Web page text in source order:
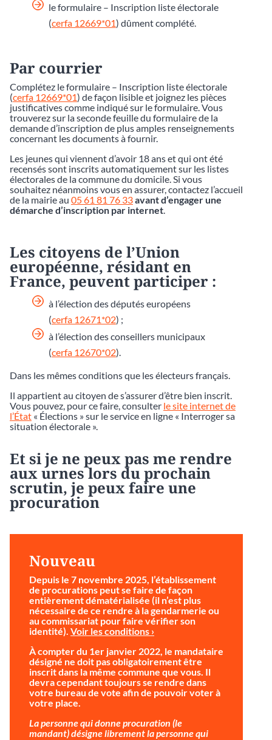
le formulaire – Inscription liste électorale
(cerfa 12669*01) dûment complété.
Par courrier
Complétez le formulaire – Inscription liste électorale
(cerfa 12669*01) de façon lisible et joignez les pièces
justificatives comme indiqué sur le formulaire. Vous
trouverez sur la seconde feuille du formulaire de la
demande d’inscription de plus amples renseignements
concernant les documents à fournir.
Les jeunes qui viennent d’avoir 18 ans et qui ont été
recensés sont inscrits automatiquement sur les listes
électorales de la commune du domicile. Si vous
souhaitez néanmoins vous en assurer, contactez l’accueil
de la mairie au 05 61 81 76 33avant d’engager une
démarche d’inscription par internet
Les citoyens de l’Union
européenne, résidant en
France, peuvent participer :
à l’élection des députés européens
(cerfa 12671*02) ;
à l’élection des conseillers municipaux
(cerfa 12670*02).
Dans les mêmes conditions que les électeurs français.
Il appartient au citoyen de s’assurer d’être bien inscrit.
Vous pouvez, pour ce faire, consulter le site internet de
l’État « Élections » sur le service en ligne « Interroger sa
situation électorale ».
Et si je ne peux pas me rendre
aux urnes lors du prochain
scrutin, je peux faire une
procuration
Nouveau
Depuis le 7 novembre 2025, l’établissement
de procurations peut se faire de façon
entièrement dématérialisée (il n’est plus
nécessaire de ce rendre à la gendarmerie ou
au commissariat pour faire vérifier son
identité). Voir les conditions ›
À compter du 1er janvier 2022, le mandataire
désigné ne doit pas obligatoirement être
inscrit dans la même commune que vous. Il
devra cependant toujours se rendre dans
votre bureau de vote afin de pouvoir voter à
votre place.
La personne qui donne procuration (le
mandant) désigne librement la personne qui